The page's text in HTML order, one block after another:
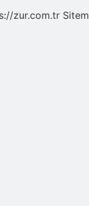
zur.com.tr